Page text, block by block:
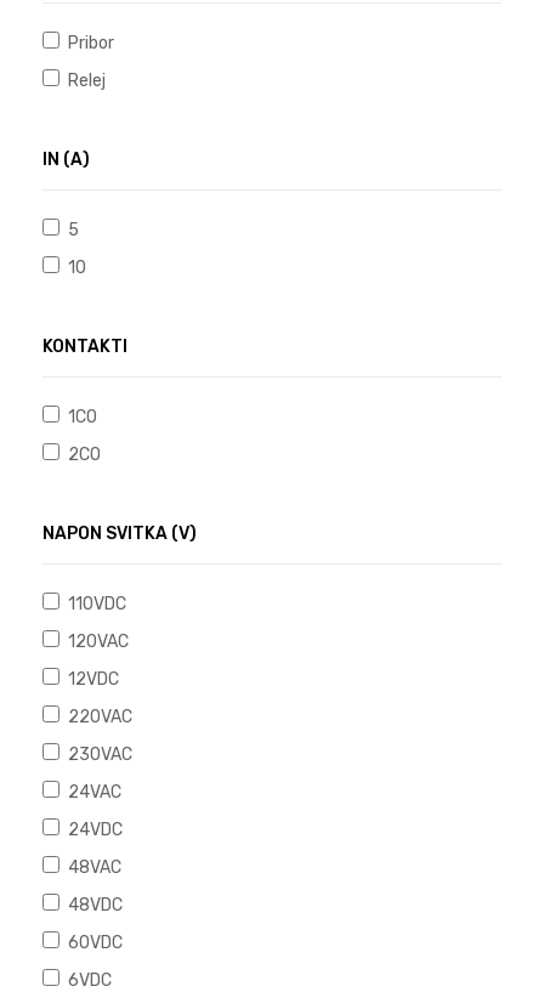
Pribor
Relej
IN (A)
5
10
KONTAKTI
1CO
2CO
NAPON SVITKA (V)
110VDC
120VAC
12VDC
220VAC
230VAC
24VAC
24VDC
48VAC
48VDC
60VDC
6VDC